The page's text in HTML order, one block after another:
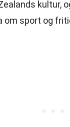
kultur,
sport og